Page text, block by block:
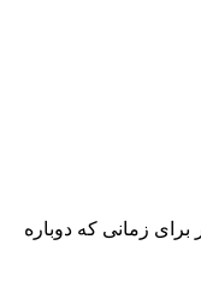
زمانی که دوباره